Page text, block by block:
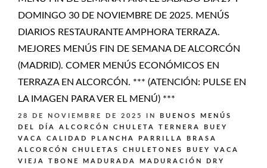
DOMINGO 30 DE NOVIEMBRE DE 2025. MENÚS
DIARIOS RESTAURANTE AMPHORA TERRAZA.
MEJORES MENÚS FIN DE SEMANA DE ALCORCÓN
(MADRID). COMER MENÚS ECONÓMICOS EN
TERRAZA EN ALCORCÓN. *** (ATENCIÓN: PULSE EN
LA IMAGEN PARA VER EL MENÚ) ***
28 DE NOVIEMBRE DE 2025 IN
BUENOS MENÚS
DEL DÍA ALCORCÓN
CHULETA TERNERA BUEY
VACA CALIDAD PLANCHA PARRILLA BRASA
ALCORCÓN
CHULETAS CHULETONES BUEY VACA
VIEJA TBONE MADURADA MADURACIÓN DRY